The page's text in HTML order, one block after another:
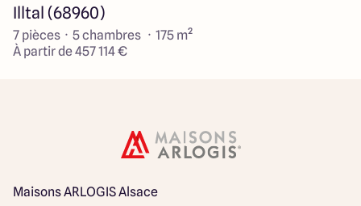
Illtal (68960)
7 pièces · 5 chambres · 175 m²
À partir de 457 114 €
Maisons ARLOGIS Alsace